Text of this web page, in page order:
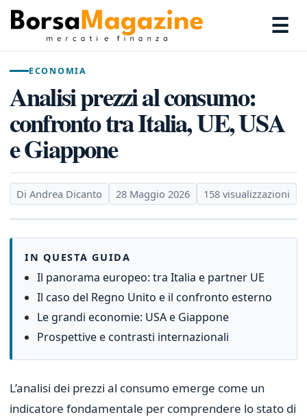
☰
ECONOMIA
Analisi prezzi al consumo:
confronto tra Italia, UE, USA
e Giappone
Di Andrea Dicanto 28 Maggio 2026 158 visualizzazioni
IN QUESTA GUIDA
Il panorama europeo: tra Italia e partner UE
Il caso del Regno Unito e il confronto esterno
Le grandi economie: USA e Giappone
Prospettive e contrasti internazionali
L’analisi dei prezzi al consumo emerge come un
indicatore fondamentale per comprendere lo stato di